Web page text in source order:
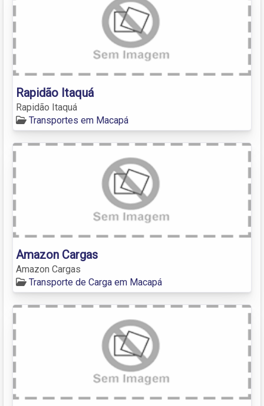
Rapidão Itaquá
Rapidão Itaquá
Transportes em Macapá
Amazon Cargas
Amazon Cargas
Transporte de Carga em Macapá